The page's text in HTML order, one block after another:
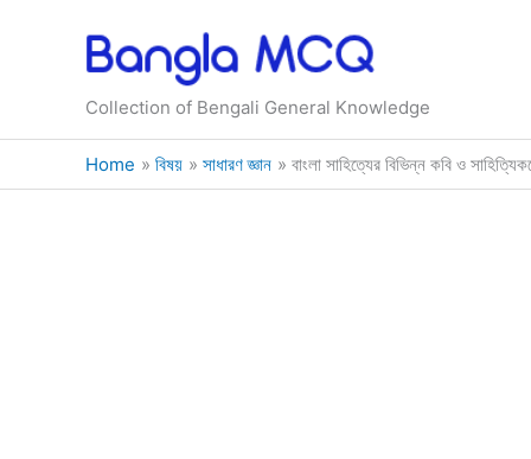
Collection of Bengali General Knowledge
Home বিষয় সাধারণ জ্ঞান বাংলা সাহিত্যের বিভিন্ন কবি ও